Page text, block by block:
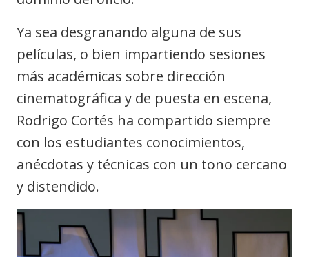
Ya sea desgranando alguna de sus
películas, o bien impartiendo sesiones
más académicas sobre dirección
cinematográfica y de puesta en escena,
Rodrigo Cortés ha compartido siempre
con los estudiantes conocimientos,
anécdotas y técnicas con un tono cercano
y distendido.